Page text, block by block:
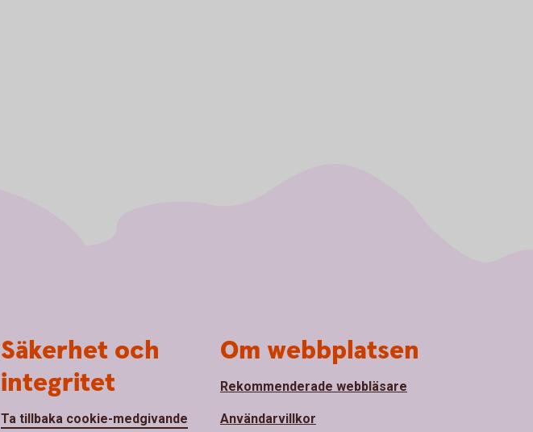
Säkerhet och
integritet
Ta tillbaka cookie-medgivande
Om webbplatsen
Rekommenderade webbläsare
Användarvillkor